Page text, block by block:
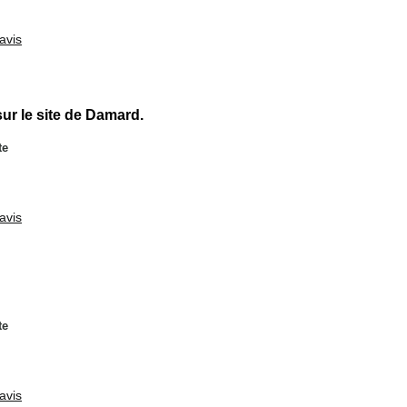
le site de Damard.